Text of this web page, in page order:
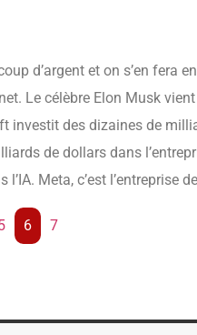
d’argent et on s’en fera
Le célèbre Elon Musk
investit des dizaines de
de dollars dans
Meta, c’est l’entreprise
6 7